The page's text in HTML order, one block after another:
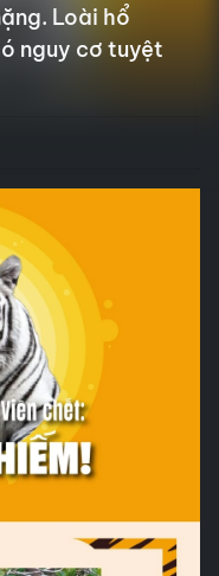
Loài hổ
nguy cơ tuyệt